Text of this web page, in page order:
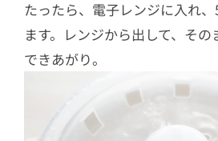
たったら、電子レンジに入れ
ます。レンジから出して、そ
できあがり。